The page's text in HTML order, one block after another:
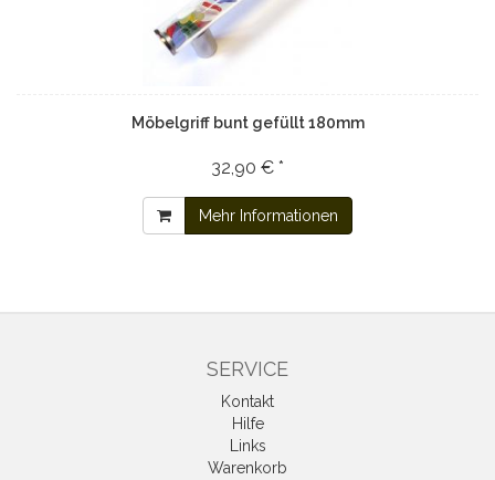
Möbelgriff bunt gefüllt 180mm
32,90 € *
Mehr Informationen
SERVICE
Kontakt
Hilfe
Links
Warenkorb